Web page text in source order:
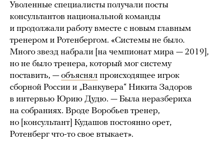
Уволенные специалисты получали посты
консультантов национальной команды
и продолжали работу вместе с новым главным
тренером и Ротенбергом. «Системы не было.
Много звезд набрали [на чемпионат мира — 2019],
но не было тренера, который мог систему
поставить, — объяснял происходящее игрок
сборной России и „Ванкувера“ Никита Задоров
в интервью Юрию Дудю. — Была неразбериха
на собраниях. Вроде Воробьев тренер,
но [консультант] Кудашов постоянно орет,
Ротенберг что-то свое втыкает».